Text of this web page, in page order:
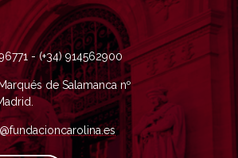
- (+34) 914562900
de Salamanca nº